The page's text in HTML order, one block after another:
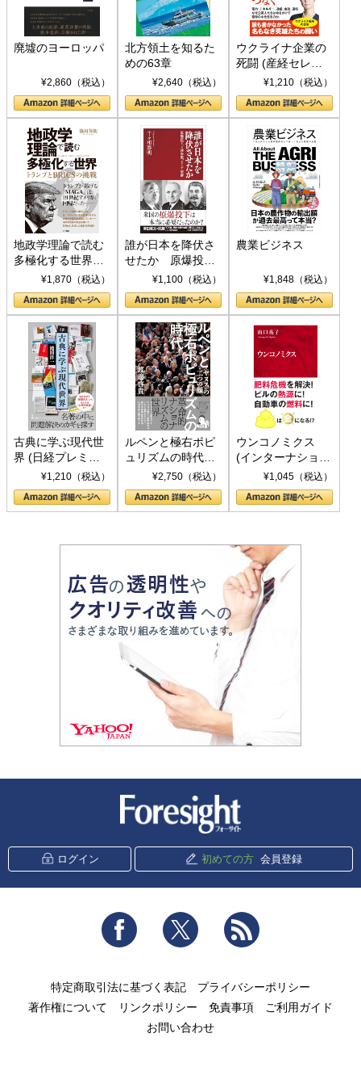
廃墟のヨーロッパ
¥2,860（税込）
北方領土を知るた
めの63章
¥2,640（税込）
ウクライナ企業の
死闘 (産経セレク
ト S 039)¥1,210（税込）
地政学理論で読む
多極化する世界：
トランプとBRICS
の挑戦
¥1,870（税込）
誰が日本を降伏さ
せたか 原爆投
下、ソ連参戦、そ
して聖断 (PHP新
書)
¥1,100（税込）
農業ビジネス
¥1,848（税込）
古典に学ぶ現代世
界 (日経プレミア
シリーズ)¥1,210（税込）
ルペンと極右ポピ
ュリズムの時代：
〈ヤヌス〉の二つ
の顔
¥2,750（税込）
ウンコノミクス
(インターナショナ
ル新書)¥1,045（税込）
ログイン 初めての方 会員登録
Facebook Twitter
特定商取引法に基づく表記
プライバシーポリシー
著作権について
リンクポリシー 免責事項
ご利用ガイド
お問い合わせ